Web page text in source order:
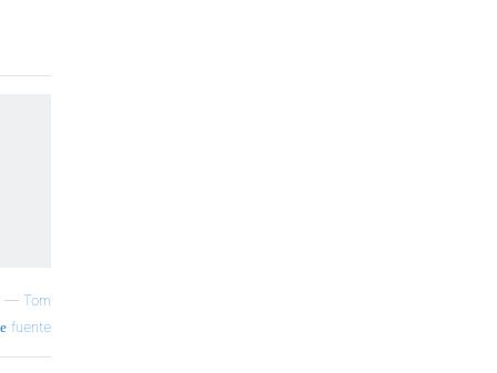
— Tom
fuente